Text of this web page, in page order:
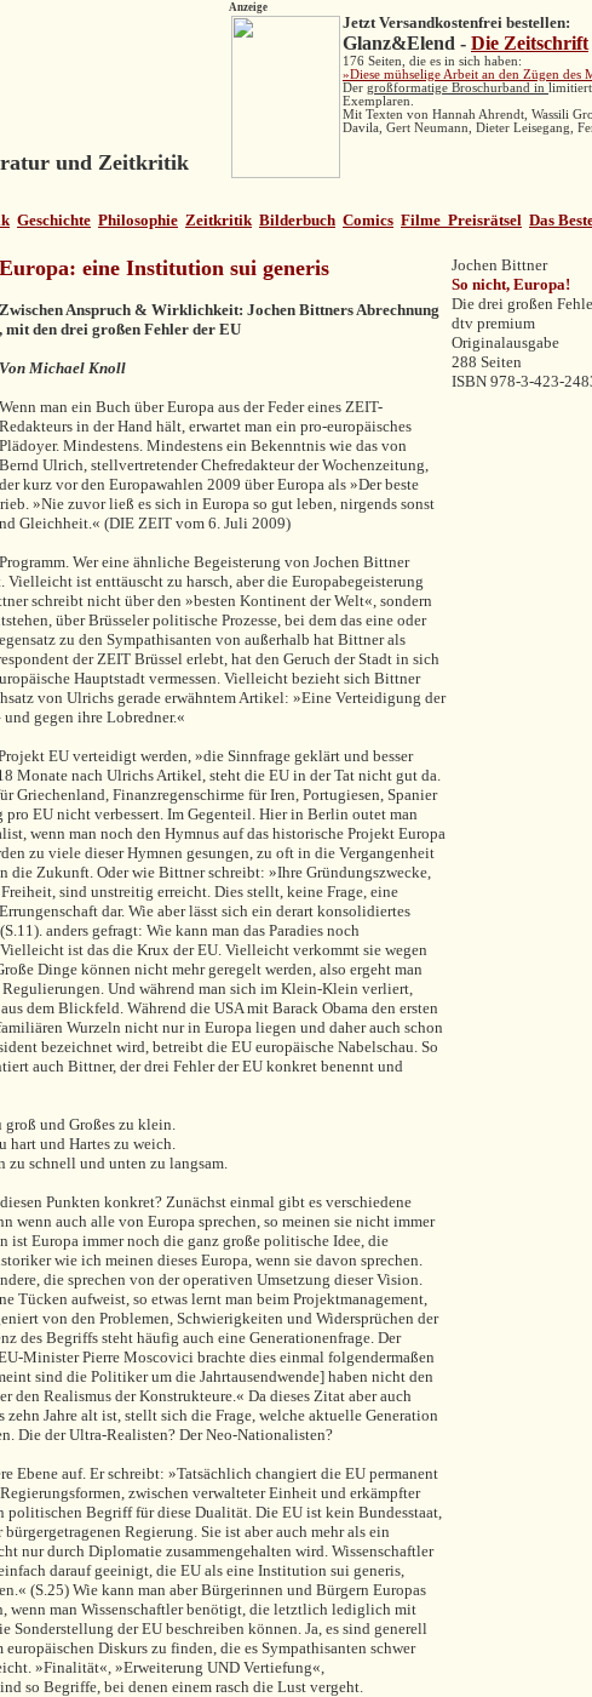
und Zeitkritik
Anzeige
Jetzt Versandkostenfrei bestellen:
Glanz&Elend - Die Zeitschrift
176 Seiten, die es in sich haben:
»Diese mühselige Arbeit an den Zügen des
Der großformatige Broschurband in
Exemplaren.
Mit Texten von Hannah Ahrendt, Wassili
Davila , Gert Neumann, Dieter Leisegang,
Geschichte Philosophie Zeitkritik Bilderbuch Comics Filme Preisrätsel Das
Europa: eine Institution sui generis
Zwischen Anspruch & Wirklichkeit: Jochen Bittners Abrechnung
, mit den drei großen Fehler der EU
Von Michael Knoll
Wenn man ein Buch über Europa aus der Feder eines ZEIT-
Redakteurs in der Hand hält, erwartet man ein pro-europäisches
Plädoyer. Mindestens. Mindestens ein Bekenntnis wie das von
Bernd Ulrich, stellvertretender Chefredakteur der Wochenzeitung,
der kurz vor den Europawahlen 2009 über Europa als »Der beste
»Nie zuvor ließ es sich in Europa so gut leben, nirgends sonst
Gleichheit.« (DIE ZEIT vom 6. Juli 2009)
Wer eine ähnliche Begeisterung von Jochen Bittner
Vielleicht ist enttäuscht zu harsch, aber die Europabegeisterung
schreibt nicht über den »besten Kontinent der Welt«, sondern
über Brüsseler politische Prozesse, bei dem das eine oder
zu den Sympathisanten von außerhalb hat Bittner als
der ZEIT Brüssel erlebt, hat den Geruch der Stadt in sich
Hauptstadt vermessen. Vielleicht bezieht sich Bittner
von Ulrichs gerade erwähntem Artikel: »Eine Verteidigung der
gegen ihre Lobredner.«
EU verteidigt werden, »die Sinnfrage geklärt und besser
Monate nach Ulrichs Artikel, steht die EU in der Tat nicht gut da.
Griechenland, Finanzregenschirme für Iren, Portugiesen, Spanier
pro EU nicht verbessert. Im Gegenteil. Hier in Berlin outet man
wenn man noch den Hymnus auf das historische Projekt Europa
zu viele dieser Hymnen gesungen, zu oft in die Vergangenheit
die Zukunft. Oder wie Bittner schreibt: »Ihre Gründungszwecke,
sind unstreitig erreicht. Dies stellt, keine Frage, eine
dar. Wie aber lässt sich ein derart konsolidiertes
anders gefragt: Wie kann man das Paradies noch
ist das die Krux der EU. Vielleicht verkommt sie wegen
Dinge können nicht mehr geregelt werden, also ergeht man
Und während man sich im Klein-Klein verliert,
dem Blickfeld. Während die USA mit Barack Obama den ersten
Wurzeln nicht nur in Europa liegen und daher auch schon
bezeichnet wird, betreibt die EU europäische Nabelschau. So
auch Bittner, der drei Fehler der EU konkret benennt und
und Großes zu klein.
hart und Hartes zu weich.
zu schnell und unten zu langsam.
Punkten konkret? Zunächst einmal gibt es verschiedene
wenn auch alle von Europa sprechen, so meinen sie nicht immer
ist Europa immer noch die ganz große politische Idee, die
wie ich meinen dieses Europa, wenn sie davon sprechen.
die sprechen von der operativen Umsetzung dieser Vision.
Tücken aufweist, so etwas lernt man beim Projektmanagement,
von den Problemen, Schwierigkeiten und Widersprüchen der
des Begriffs steht häufig auch eine Generationenfrage. Der
Minister Pierre Moscovici brachte dies einmal folgendermaßen
sind die Politiker um die Jahrtausendwende] haben nicht den
den Realismus der Konstrukteure.« Da dieses Zitat aber auch
zehn Jahre alt ist, stellt sich die Frage, welche aktuelle Generation
Die der Ultra-Realisten? Der Neo-Nationalisten?
Ebene auf. Er schreibt: »Tatsächlich changiert die EU permanent
zwischen verwalteter Einheit und erkämpfter
Begriff für diese Dualität. Die EU ist kein Bundesstaat,
Regierung. Sie ist aber auch mehr als ein
nur durch Diplomatie zusammengehalten wird. Wissenschaftler
darauf geeinigt, die EU als eine Institution sui generis,
(S.25) Wie kann man aber Bürgerinnen und Bürgern Europas
wenn man Wissenschaftler benötigt, die letztlich lediglich mit
Sonderstellung der EU beschreiben können. Ja, es sind generell
Diskurs zu finden, die es Sympathisanten schwer
»Finalität«, »Erweiterung UND Vertiefung«,
so Begriffe, bei denen einem rasch die Lust vergeht.
Jochen Bittner
So nicht, Europa!
Die drei großen
dtv premium
Originalausgabe
288 Seiten
ISBN 978-3-423-